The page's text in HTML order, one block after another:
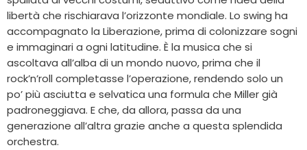
libertà che rischiarava l’orizzonte mondiale. Lo swing ha
accompagnato la Liberazione, prima di colonizzare sogni
e immaginari a ogni latitudine. È la musica che si
ascoltava all’alba di un mondo nuovo, prima che il
rock’n’roll completasse l’operazione, rendendo solo un
po’ più asciutta e selvatica una formula che Miller già
padroneggiava. E che, da allora, passa da una
generazione all’altra grazie anche a questa splendida
orchestra.